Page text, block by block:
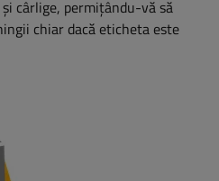
cârlige, permițându-vă să
chiar dacă eticheta este